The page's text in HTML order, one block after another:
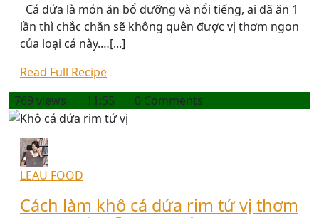
Cá dứa là món ăn bổ dưỡng và nổi tiếng, ai đã ăn 1
lần thì chắc chắn sẽ không quên được vị thơm ngon
của loại cá này.…[...]
Read Full Recipe
769 views
11:55 0 Comments
LEAU FOOD
Cách làm khô cá dứa rim tứ vị thơm